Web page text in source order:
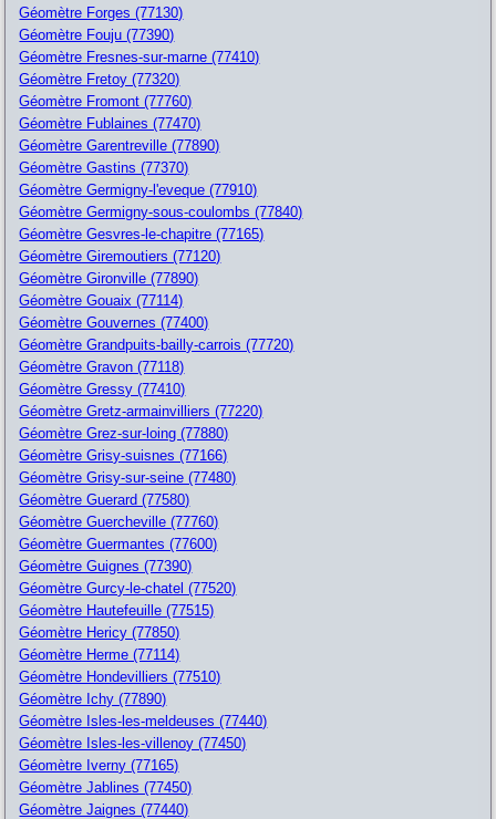
Géomètre Forges (77130)
Géomètre Fouju (77390)
Géomètre Fresnes-sur-marne (77410)
Géomètre Fretoy (77320)
Géomètre Fromont (77760)
Géomètre Fublaines (77470)
Géomètre Garentreville (77890)
Géomètre Gastins (77370)
Géomètre Germigny-l'eveque (77910)
Géomètre Germigny-sous-coulombs (77840)
Géomètre Gesvres-le-chapitre (77165)
Géomètre Giremoutiers (77120)
Géomètre Gironville (77890)
Géomètre Gouaix (77114)
Géomètre Gouvernes (77400)
Géomètre Grandpuits-bailly-carrois (77720)
Géomètre Gravon (77118)
Géomètre Gressy (77410)
Géomètre Gretz-armainvilliers (77220)
Géomètre Grez-sur-loing (77880)
Géomètre Grisy-suisnes (77166)
Géomètre Grisy-sur-seine (77480)
Géomètre Guerard (77580)
Géomètre Guercheville (77760)
Géomètre Guermantes (77600)
Géomètre Guignes (77390)
Géomètre Gurcy-le-chatel (77520)
Géomètre Hautefeuille (77515)
Géomètre Hericy (77850)
Géomètre Herme (77114)
Géomètre Hondevilliers (77510)
Géomètre Ichy (77890)
Géomètre Isles-les-meldeuses (77440)
Géomètre Isles-les-villenoy (77450)
Géomètre Iverny (77165)
Géomètre Jablines (77450)
Géomètre Jaignes (77440)